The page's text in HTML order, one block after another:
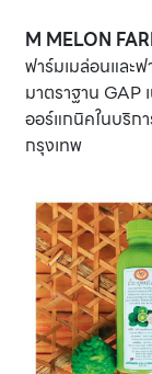
M MELON
ฟาร์มเมล่อนและ
มาตราฐาน GAP
ออร์แกนิคในบริก
กรุงเทพ